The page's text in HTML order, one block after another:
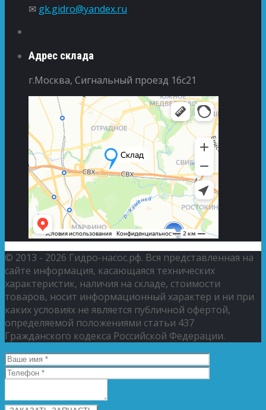
✉ gk.gidro@yandex.ru
Адрес склада
г.Москва, Сигнальный проезд 16с21
© 2013 - 2026 Гидро-насос.рф. Вся представленная на
сайте информация, касающаяся технических
характеристик, наличия на складе, стоимости
товаров, носит информационный характер и ни при
каких условиях не является публичной офертой,
определяемой положениями статьи 437
Гражданского кодекса Российской Федерации.